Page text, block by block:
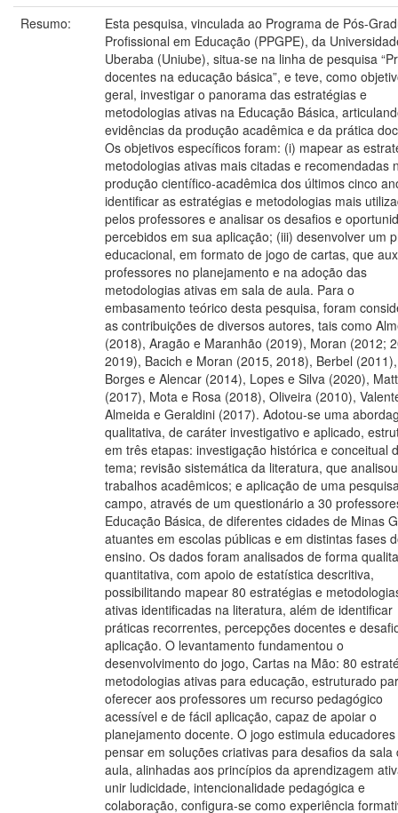
Resumo:
Esta pesquisa, vinculada ao Programa de Pós-
Profissional em Educação (PPGPE), da
Uberaba (Uniube), situa-se na linha de pesquisa
docentes na educação básica”, e teve, como
geral, investigar o panorama das estratégias e
metodologias ativas na Educação Básica,
evidências da produção acadêmica e da prática
Os objetivos específicos foram: (i) mapear as
metodologias ativas mais citadas e recomendadas
produção científico-acadêmica dos últimos cinco
identificar as estratégias e metodologias mais
pelos professores e analisar os desafios e
percebidos em sua aplicação; (iii) desenvolver um
educacional, em formato de jogo de cartas, que
professores no planejamento e na adoção das
metodologias ativas em sala de aula. Para o
embasamento teórico desta pesquisa, foram
as contribuições de diversos autores, tais como
(2018), Aragão e Maranhão (2019), Moran (2012;
2019), Bacich e Moran (2015, 2018), Berbel (2011),
Borges e Alencar (2014), Lopes e Silva (2020),
(2017), Mota e Rosa (2018), Oliveira (2010),
Almeida e Geraldini (2017). Adotou-se uma
qualitativa, de caráter investigativo e aplicado,
em três etapas: investigação histórica e conceitual
tema; revisão sistemática da literatura, que
trabalhos acadêmicos; e aplicação de uma
campo, através de um questionário a 30
Educação Básica, de diferentes cidades de Minas
atuantes em escolas públicas e em distintas fases
ensino. Os dados foram analisados de forma
quantitativa, com apoio de estatística descritiva,
possibilitando mapear 80 estratégias e
ativas identificadas na literatura, além de identificar
práticas recorrentes, percepções docentes e
aplicação. O levantamento fundamentou o
desenvolvimento do jogo, Cartas na Mão: 80
metodologias ativas para educação, estruturado
oferecer aos professores um recurso pedagógico
acessível e de fácil aplicação, capaz de apoiar o
planejamento docente. O jogo estimula
pensar em soluções criativas para desafios da sala
aula, alinhadas aos princípios da aprendizagem
unir ludicidade, intencionalidade pedagógica e
colaboração, configura-se como experiência